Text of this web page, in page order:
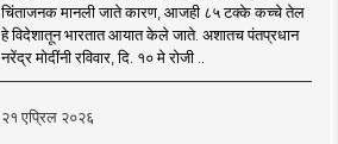
चिंताजनक मानली जाते कारण, आजही ८५ टक्के कच्चे तेल
हे विदेशातून भारतात आयात केले जाते. अशातच पंतप्रधान
नरेंद्र मोदींनी रविवार, दि. १० मे रोजी ..
२१ एप्रिल २०२६